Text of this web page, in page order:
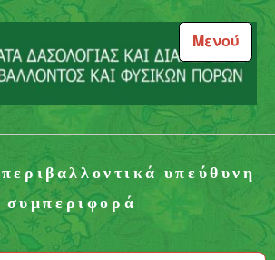
Δασολογίας και
Περιβάλλοντος
Πόρων
Μενού
περιβαλλοντικά υπεύθυνη
συμπεριφορά